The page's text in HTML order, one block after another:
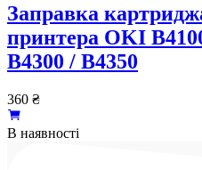
Заправка
принтера OKI
B4300 / B4350
360 ₴
В наявності